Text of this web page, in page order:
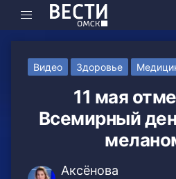
Видео Здоровье
11 мая
Всемирный
Аксёнова